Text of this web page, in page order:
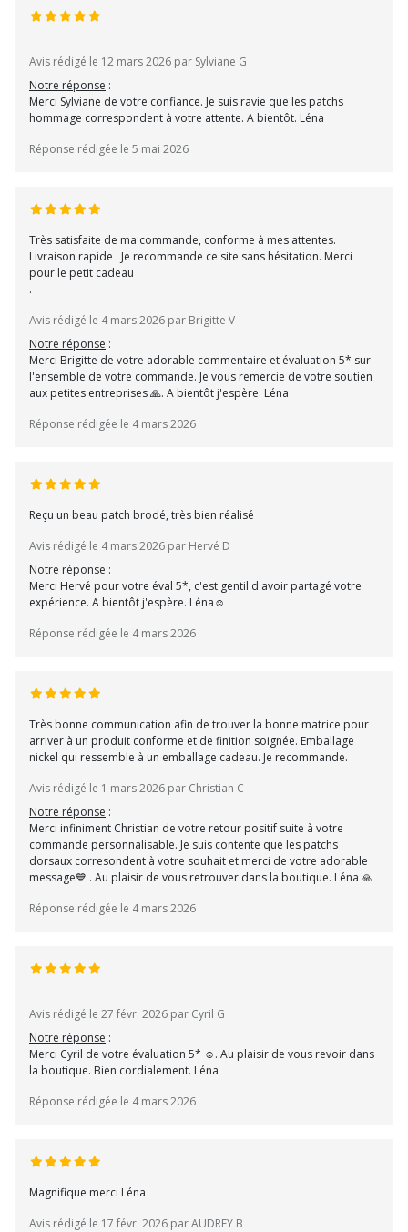
Avis rédigé le 12 mars 2026 par Sylviane G
Notre réponse :
Merci Sylviane de votre confiance. Je suis ravie que les patchs
hommage correspondent à votre attente. A bientôt. Léna
Réponse rédigée le 5 mai 2026
Très satisfaite de ma commande, conforme à mes attentes.
Livraison rapide . Je recommande ce site sans hésitation. Merci
pour le petit cadeau
.
Avis rédigé le 4 mars 2026 par Brigitte V
Notre réponse :
Merci Brigitte de votre adorable commentaire et évaluation 5* sur
l'ensemble de votre commande. Je vous remercie de votre soutien
aux petites entreprises 🙏. A bientôt j'espère. Léna
Réponse rédigée le 4 mars 2026
Reçu un beau patch brodé, très bien réalisé
Avis rédigé le 4 mars 2026 par Hervé D
Notre réponse :
Merci Hervé pour votre éval 5*, c'est gentil d'avoir partagé votre
expérience. A bientôt j'espère. Léna☺
Réponse rédigée le 4 mars 2026
Très bonne communication afin de trouver la bonne matrice pour
arriver à un produit conforme et de finition soignée. Emballage
nickel qui ressemble à un emballage cadeau. Je recommande.
Avis rédigé le 1 mars 2026 par Christian C
Notre réponse :
Merci infiniment Christian de votre retour positif suite à votre
commande personnalisable. Je suis contente que les patchs
dorsaux corresondent à votre souhait et merci de votre adorable
message💙 . Au plaisir de vous retrouver dans la boutique. Léna 🙏
Réponse rédigée le 4 mars 2026
Avis rédigé le 27 févr. 2026 par Cyril G
Notre réponse :
Merci Cyril de votre évaluation 5* ☺. Au plaisir de vous revoir dans
la boutique. Bien cordialement. Léna
Réponse rédigée le 4 mars 2026
Magnifique merci Léna
Avis rédigé le 17 févr. 2026 par AUDREY B